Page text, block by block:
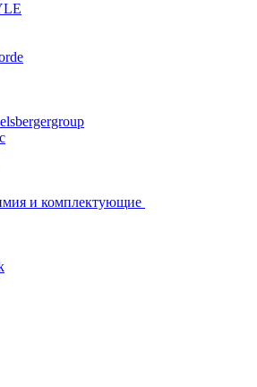
и комплектующие